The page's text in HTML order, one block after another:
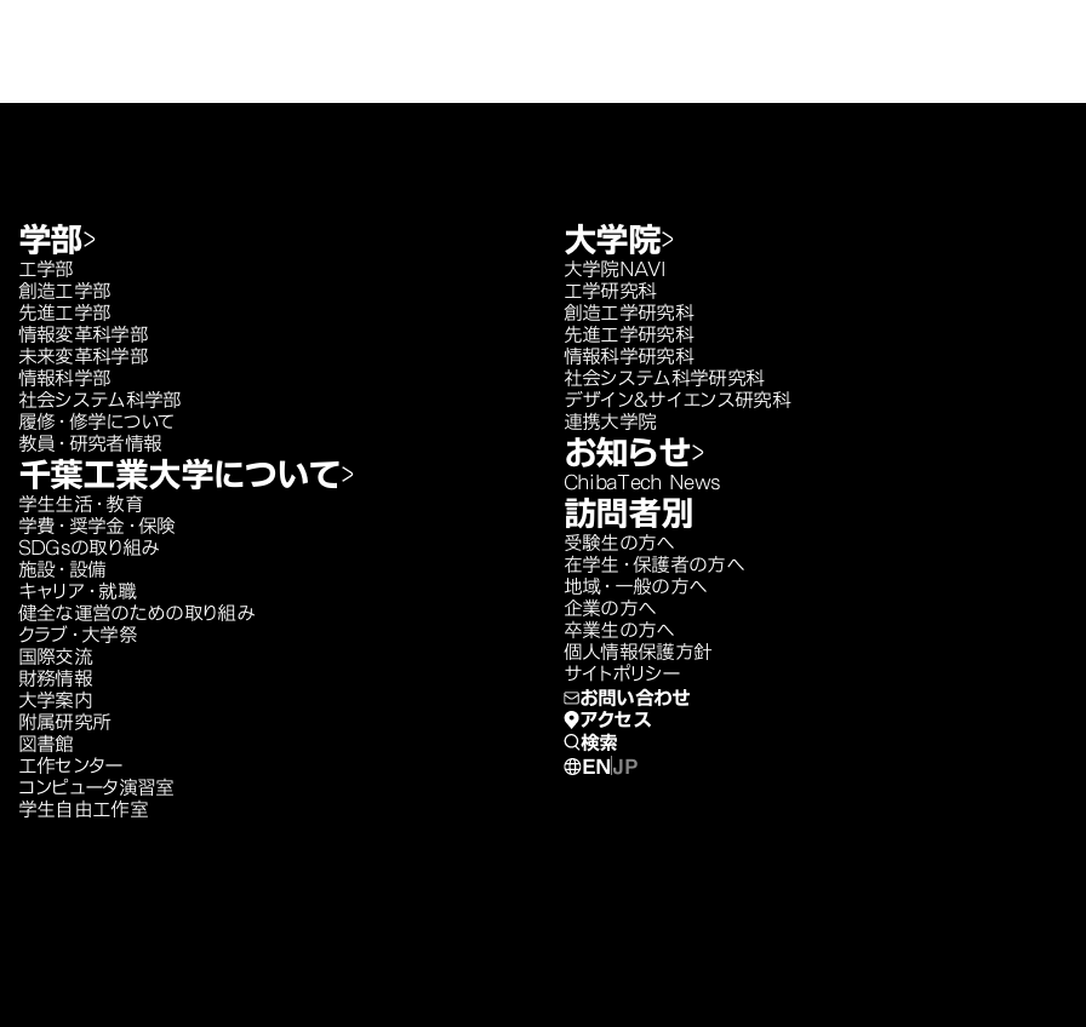
学部
工学部
創造工学部
先進工学部
情報変革科学部
未来変革科学部
情報科学部
社会システム科学部
履修・修学について
教員・研究者情報
千葉工業大学について
学生生活・教育
学費・奨学金・保険
SDGsの取り組み
施設・設備
キャリア・就職
健全な運営のための取り組み
クラブ・大学祭
国際交流
財務情報
大学案内
附属研究所
図書館
工作センター
コンピュータ演習室
学生自由工作室
大学院
大学院NAVI
工学研究科
創造工学研究科
先進工学研究科
情報科学研究科
社会システム科学研究科
デザイン＆サイエンス研究科
連携大学院
お知らせ
ChibaTech News
訪問者別
受験生の方へ
在学生・保護者の方へ
地域・一般の方へ
企業の方へ
卒業生の方へ
個人情報保護方針
サイトポリシー
お問い合わせ
アクセス
検索
EN JP